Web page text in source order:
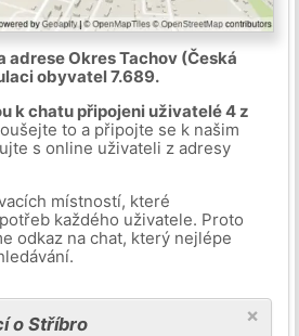
adrese Okres Tachov (Česká
obyvatel 7.689.
k chatu připojeni uživatelé 4 z
to a připojte se k našim
s online uživateli z adresy
místností, které
každého uživatele. Proto
odkaz na chat, který nejlépe
×
o Stříbro